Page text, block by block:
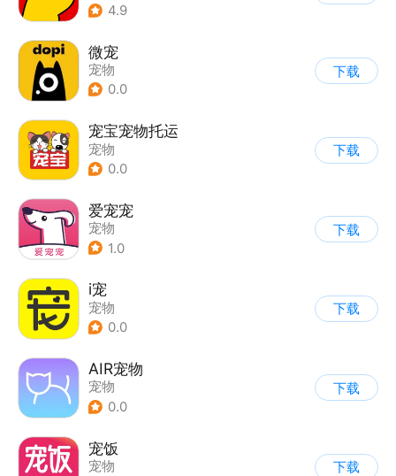
4.9
微宠
宠物
0.0
下载
宠宝宠物托运
宠物
0.0
下载
爱宠宠
宠物
1.0
下载
i宠
宠物
0.0
下载
AIR宠物
宠物
0.0
下载
宠饭
宠物
下载